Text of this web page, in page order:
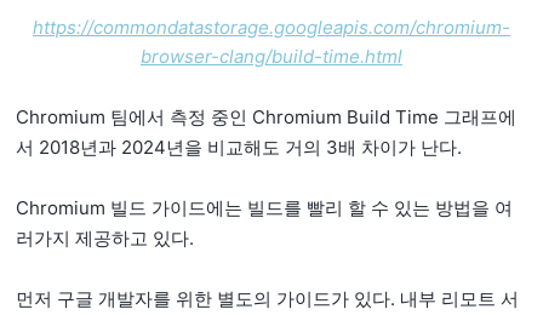
https://commondatastorage.googleapis.com/chromium-
browser-clang/build-time.html
Chromium 팀에서 측정 중인 Chromium Build Time 그래프에
서 2018년과 2024년을 비교해도 거의 3배 차이가 난다.
Chromium 빌드 가이드에는 빌드를 빨리 할 수 있는 방법을 여
러가지 제공하고 있다.
먼저 구글 개발자를 위한 별도의 가이드가 있다. 내부 리모트 서